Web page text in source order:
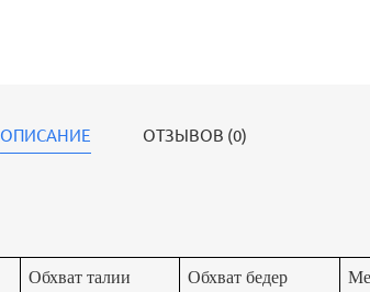
ОПИСАНИЕ ОТЗЫВОВ (0)
Обхват талии Обхват бедер